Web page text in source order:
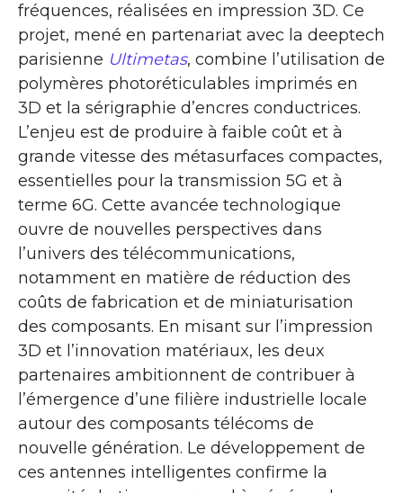
fréquences, réalisées en impression 3D. Ce
projet, mené en partenariat avec la deeptech
parisienne Ultimetas, combine l’utilisation de
polymères photoréticulables imprimés en
3D et la sérigraphie d’encres conductrices.
L’enjeu est de produire à faible coût et à
grande vitesse des métasurfaces compactes,
essentielles pour la transmission 5G et à
terme 6G. Cette avancée technologique
ouvre de nouvelles perspectives dans
l’univers des télécommunications,
notamment en matière de réduction des
coûts de fabrication et de miniaturisation
des composants. En misant sur l’impression
3D et l’innovation matériaux, les deux
partenaires ambitionnent de contribuer à
l’émergence d’une filière industrielle locale
autour des composants télécoms de
nouvelle génération. Le développement de
ces antennes intelligentes confirme la